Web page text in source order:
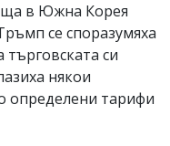
в Южна Корея
се споразумяха
си
някои
определени тарифи